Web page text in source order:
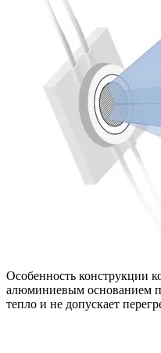
Особенность конструкции
алюминиевым основанием
тепло и не допускает